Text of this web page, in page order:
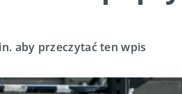
aby przeczytać ten wpis